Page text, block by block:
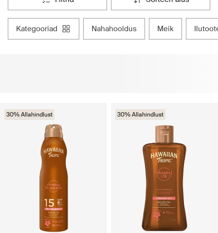
kategooriad nahahooldus meik
30% Allahindlust 30% Allahindlust